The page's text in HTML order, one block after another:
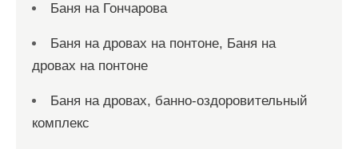
Баня на Гончарова
Баня на дровах на понтоне, Баня на
дровах на понтоне
Баня на дровах, банно-оздоровительный
комплекс